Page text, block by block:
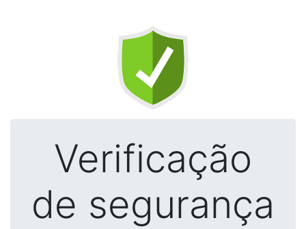
Verificação
de segurança